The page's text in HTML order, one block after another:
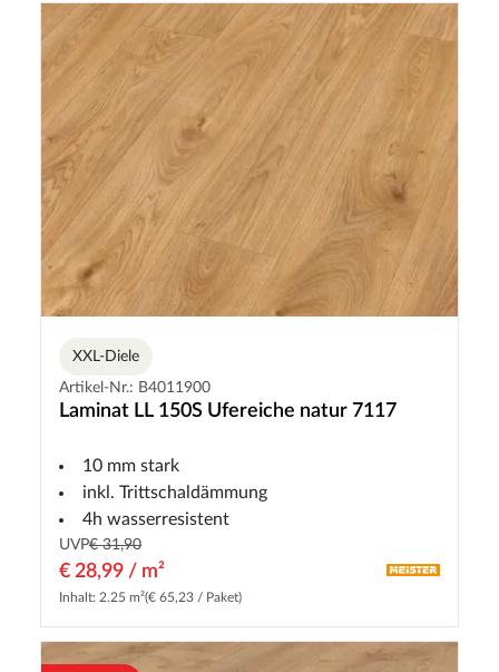
XXL-Diele
Artikel-Nr.: B4011900
Laminat LL 150S Ufereiche natur 7117
10 mm stark
inkl. Trittschaldämmung
4h wasserresistent
UVP€ 31,90
€ 28,99 / m²
Inhalt: 2.25 m²(€ 65,23 / Paket)